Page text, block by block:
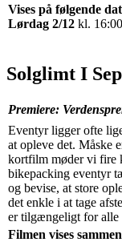
Vises på følgende
Lørdag 2/12 kl.
Solglimt I
Premiere:
Eventyr ligger ofte
at opleve det. Måske
kortfilm møder vi fire
bikepacking eventyr
og bevise, at store
det enkle i at tage
er tilgængeligt for alle
Filmen vises